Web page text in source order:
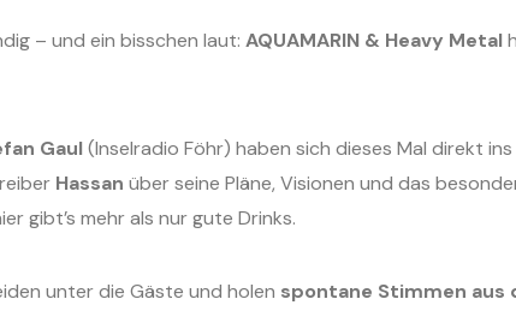
– und ein bisschen laut: AQUAMARIN & Heavy Metal
Gaul(Inselradio Föhr) haben sich dieses Mal direkt
Hassan über seine Pläne, Visionen und das
gibt’s mehr als nur gute Drinks.
unter die Gäste und holen spontane Stimmen aus